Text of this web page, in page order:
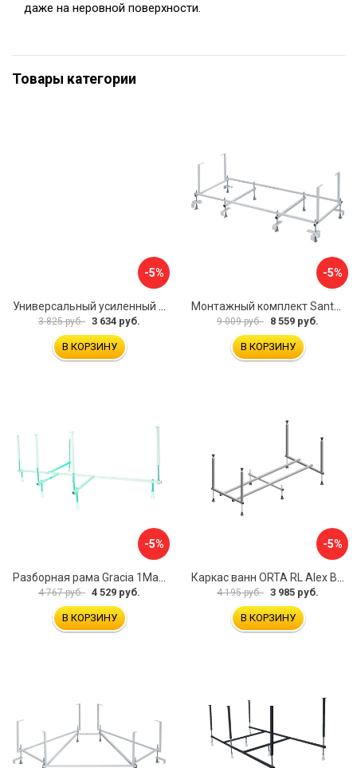
даже на неровной поверхности.
Товары категории
-5%
3 825 руб. 3 634 руб.
В КОРЗИНУ
-5%
9 009 руб. 8 559 руб.
В КОРЗИНУ
-5%
Разборная рама Gracia 1Marka 170 03гр1710
4 767 руб. 4 529 руб.
В КОРЗИНУ
-5%
Каркас ванн ORTA RL Alex Baitler KSO15
4 195 руб. 3 985 руб.
В КОРЗИНУ